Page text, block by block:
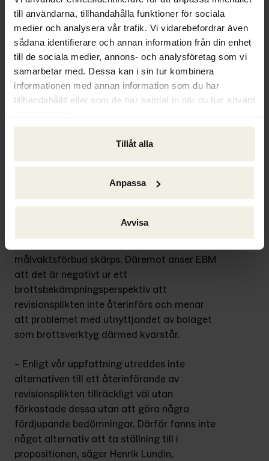
till användarna, tillhandahålla funktioner för sociala
medier och analysera vår trafik. Vi vidarebefordrar även
sådana identifierare och annan information från din enhet
till de sociala medier, annons- och analysföretag som vi
samarbetar med. Dessa kan i sin tur kombinera
informationen med annan information som du har
tillhandahållit eller som de har samlat in när du har använt
Tillåt alla
Anpassa
Avvisa
Ingen revisionsplikt för mindre bolag
Det finns däremot inte tillräckliga skäl att
återinföra revisionsplikten för mindre
förespråkade ett återinförande, däribland
Ekobrottsmyndigheten och
Ackordscentralen, samtidigt som en del
revisionsplikt. Bland dessa fanns till exempel
Svenskt Näringsliv och Bolagsverket.
Över lag anser Ekobrottsmyndigheten (EBM)
att propositionen innehåller många bra
förslag, bland annat det som berör
kriminaliserar företagskapning samt att
målvaktsförbud skärps. Däremot anser EBM
att det är negativt ur ett
brottsbekämpningsperspektiv att
revisionsplikten inte återinförs och menar
att problemet med utnyttjandet av bolaget
som brottsverktyg därmed kvarstår.
– Enligt vår uppfattning utreddes inte
alternativen till ett återinförande av
revisionsplikten tillräckligt väl utan
förkastade dessa utan att göra några
fördjupande bedömningar. Därför fanns inte
något alternativ att ta ställning till i
propositionen, säger Henrik Lundin,